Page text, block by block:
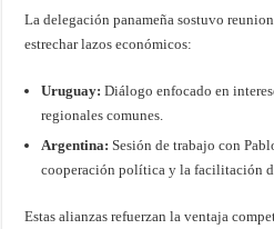
La delegación panameña sostuvo
estrechar lazos económicos:
Uruguay: Diálogo enfocado en
regionales comunes.
Argentina: Sesión de trabajo con
cooperación política y la facilitación
Estas alianzas refuerzan la ventaja